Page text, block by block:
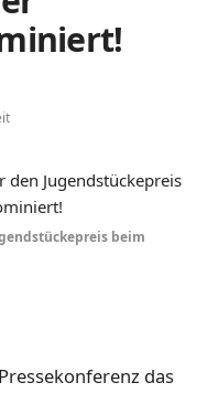
beim
das